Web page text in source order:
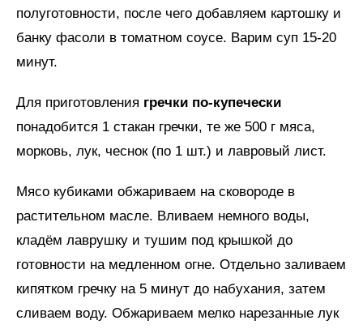
полуготовности, после чего добавляем картошку и
банку фасоли в томатном соусе. Варим суп 15-20
минут.
Для приготовления гречки по-купечески
понадобится 1 стакан гречки, те же 500 г мяса,
морковь, лук, чеснок (по 1 шт.) и лавровый лист.
Мясо кубиками обжариваем на сковороде в
растительном масле. Вливаем немного воды,
кладём лаврушку и тушим под крышкой до
готовности на медленном огне. Отдельно заливаем
кипятком гречку на 5 минут до набухания, затем
сливаем воду. Обжариваем мелко нарезанные лук